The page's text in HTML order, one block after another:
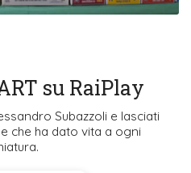
su RaiPlay
Subazzoli e lasciati
che ha dato vita a ogni